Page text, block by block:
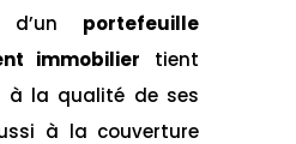
portefeuille
immobilier
tient
à la qualité de ses
à la couverture